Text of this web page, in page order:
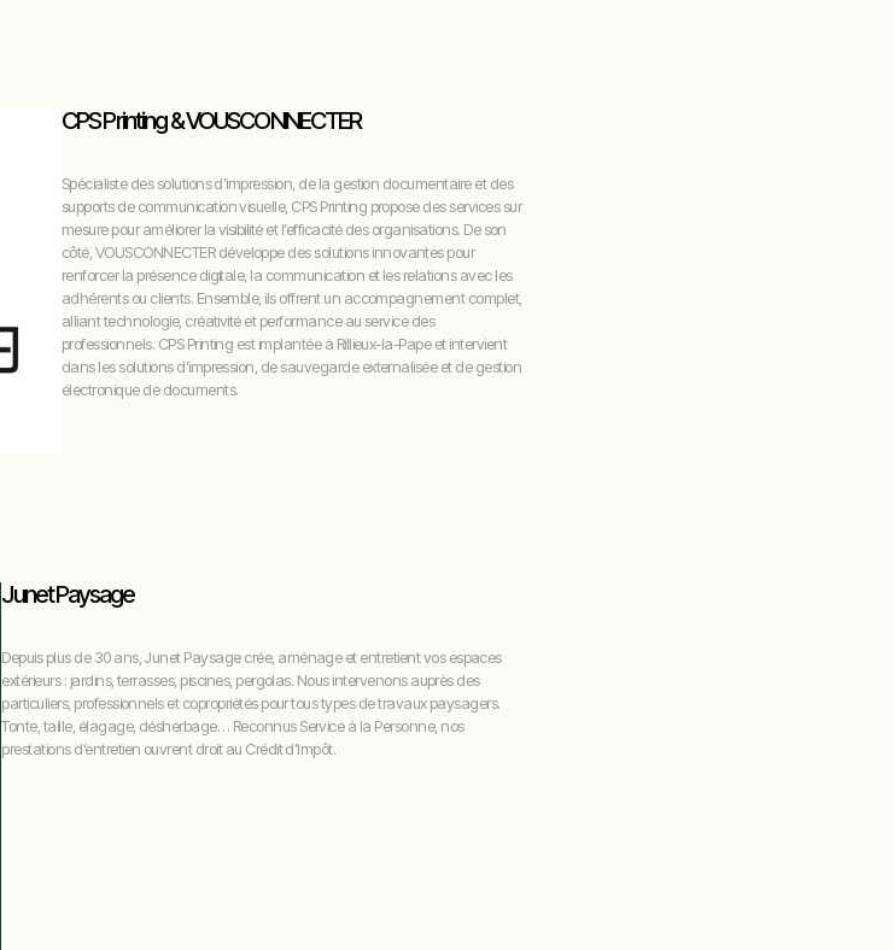
CPS Printing & VOUSCONNECTER
Spécialiste des solutions d’impression, de la gestion documentaire et des
supports de communication visuelle, CPS Printing propose des services sur
mesure pour améliorer la visibilité et l’efficacité des organisations. De son
côté, VOUSCONNECTER développe des solutions innovantes pour
renforcer la présence digitale, la communication et les relations avec les
adhérents ou clients. Ensemble, ils offrent un accompagnement complet,
alliant technologie, créativité et performance au service des
professionnels. CPS Printing est implantée à Rillieux-la-Pape et intervient
dans les solutions d’impression, de sauvegarde externalisée et de gestion
électronique de documents.
Junet Paysage
Depuis plus de 30 ans, Junet Paysage crée, aménage et entretient vos espaces
extérieurs : jardins, terrasses, piscines, pergolas. Nous intervenons auprès des
particuliers, professionnels et copropriétés pour tous types de travaux paysagers.
Tonte, taille, élagage, désherbage… Reconnus Service à la Personne, nos
prestations d’entretien ouvrent droit au Crédit d’Impôt.